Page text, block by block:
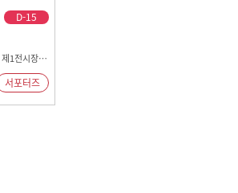
D-15
벡스코 (BEXCO) 부산 벡스코 제1전시장 3A홀
서포터즈